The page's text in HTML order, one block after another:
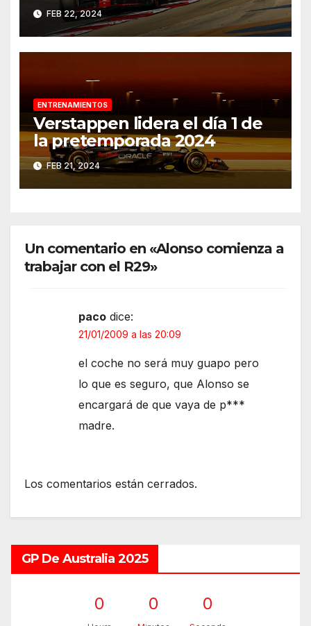
FEB 22, 2024
ENTRENAMIENTOS
Verstappen lidera el día 1 de
la pretemporada 2024
FEB 21, 2024
Un comentario en «Alonso comienza a
trabajar con el R29»
paco dice:
21/01/2009 a las 20:09
el coche no será muy guapo pero
lo que es seguro, que Alonso se
encargará de que vaya de p***
madre.
Los comentarios están cerrados.
GP De Australia 2025
0 0 0